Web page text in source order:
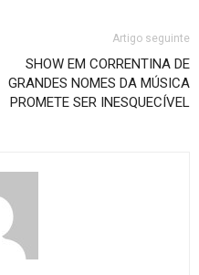
Artigo seguinte
SHOW EM CORRENTINA DE
GRANDES NOMES DA MÚSICA
PROMETE SER INESQUECÍVEL